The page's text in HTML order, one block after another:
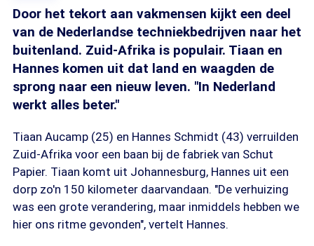
Door het tekort aan vakmensen kijkt een deel
van de Nederlandse techniekbedrijven naar het
buitenland. Zuid-Afrika is populair. Tiaan en
Hannes komen uit dat land en waagden de
sprong naar een nieuw leven. "In Nederland
werkt alles beter."
Tiaan Aucamp (25) en Hannes Schmidt (43) verruilden
Zuid-Afrika voor een baan bij de fabriek van Schut
Papier. Tiaan komt uit Johannesburg, Hannes uit een
dorp zo'n 150 kilometer daarvandaan. "De verhuizing
was een grote verandering, maar inmiddels hebben we
hier ons ritme gevonden", vertelt Hannes.